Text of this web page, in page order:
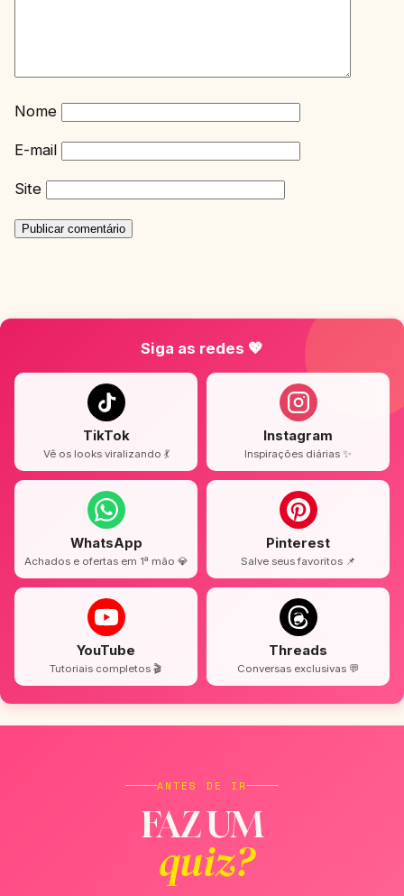
Nome
E-mail
Site
Siga as redes 💖
TikTok
Vê os looks viralizando 💃
Instagram
Inspirações diárias ✨
WhatsApp
Achados e ofertas em 1ª mão 💎
Pinterest
Salve seus favoritos 📌
YouTube
Tutoriais completos 🎬
Threads
Conversas exclusivas 💬
ANTES DE IR
FAZ UM
quiz?